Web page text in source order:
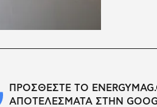
ΠΡΟΣΘΕΣΤΕ ΤΟ
ΑΠΟΤΕΛΕΣΜΑΤΑ ΣΤΗΝ